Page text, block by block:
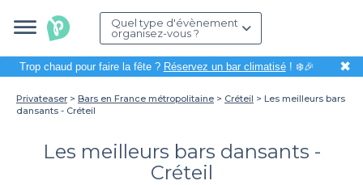
Quel type d'évènement
organisez-vous ?
Trop chaud pour faire la fête ? Réservez un bar climatisé! ❄️🎉 ✖
Privateaser Bars en France métropolitaine Créteil
Les meilleurs bars
dansants - Créteil
Les meilleurs bars dansants -
Créteil